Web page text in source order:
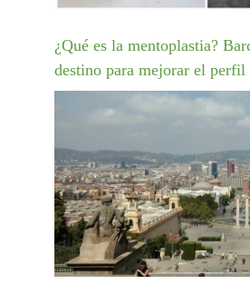
¿Qué es la mentoplastia?
destino para mejorar el